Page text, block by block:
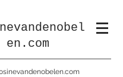
en.com